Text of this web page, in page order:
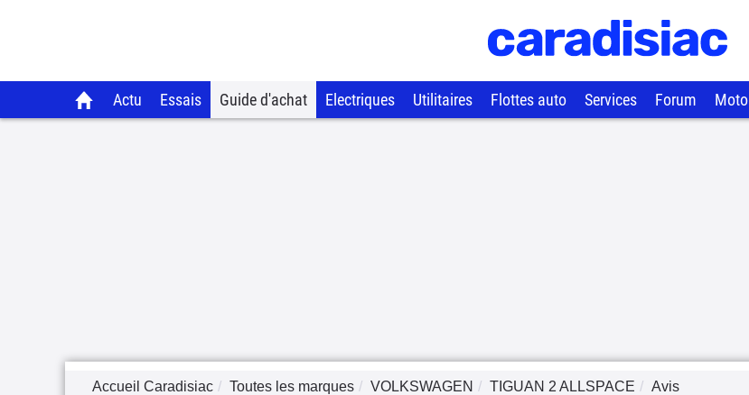
Actu Essais Guide d'achat Electriques Utilitaires Flottes auto Services Forum Moto
Accueil Caradisiac Toutes les marques VOLKSWAGEN TIGUAN 2 ALLSPACE Avis